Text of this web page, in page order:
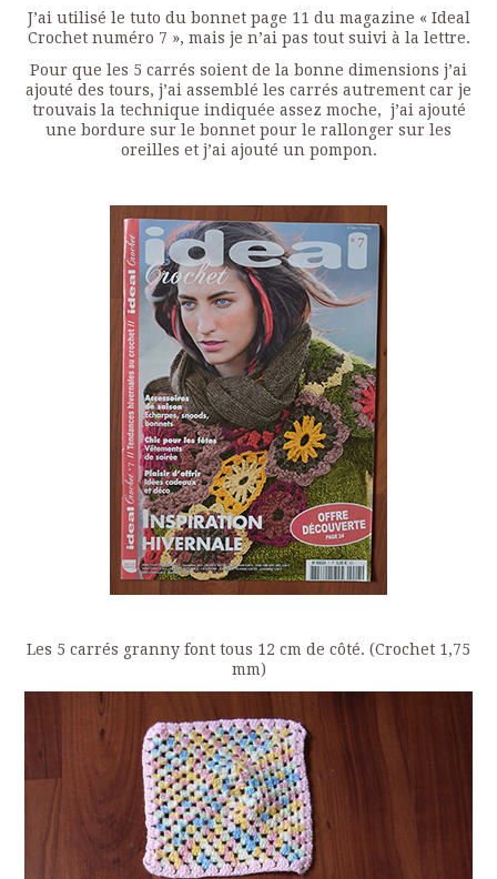
J’ai utilisé le tuto du bonnet page 11 du magazine « Ideal
Crochet numéro 7 », mais je n’ai pas tout suivi à la lettre.
Pour que les 5 carrés soient de la bonne dimensions j’ai
ajouté des tours, j’ai assemblé les carrés autrement car je
trouvais la technique indiquée assez moche, j’ai ajouté
une bordure sur le bonnet pour le rallonger sur les
oreilles et j’ai ajouté un pompon.
Les 5 carrés granny font tous 12 cm de côté. (Crochet 1,75
mm)